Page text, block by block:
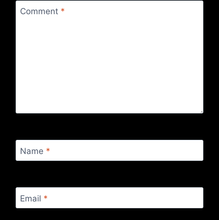
Comment *
Name *
Email *